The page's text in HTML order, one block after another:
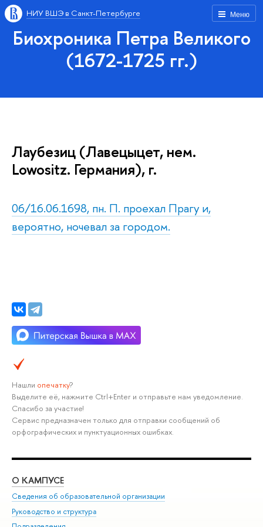
Меню
НИУ ВШЭ в Санкт-Петербурге
Биохроника Петра Великого
(1672-1725 гг.)
Лаубезиц (Лавецыцет, нем.
Lowositz. Германия), г.
06/16.06.1698, пн. П. проехал Прагу и,
вероятно, ночевал за городом.
Нашли опечатку?
Выделите её, нажмите Ctrl+Enter и отправьте нам уведомление.
Спасибо за участие!
Сервис предназначен только для отправки сообщений об
орфографических и пунктуационных ошибках.
О КАМПУСЕ
Сведения об образовательной организации
Руководство и структура